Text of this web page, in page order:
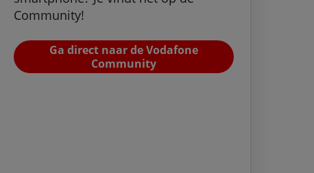
Community!
Ga direct naar de Vodafone
Community